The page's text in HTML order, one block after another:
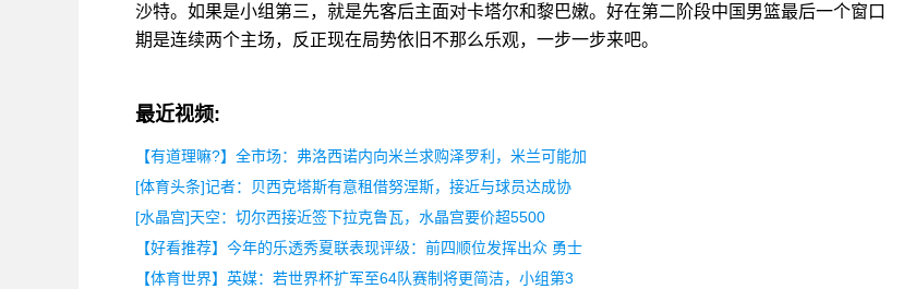
沙特。如果是小组第三，就是先客后主面对卡塔尔和黎巴嫩。好在第二阶段中国男篮最后一个窗口
期是连续两个主场，反正现在局势依旧不那么乐观，一步一步来吧。
最近视频:
【有道理嘛?】全市场：弗洛西诺内向米兰求购泽罗利，米兰可能加
[体育头条]记者：贝西克塔斯有意租借努涅斯，接近与球员达成协
[水晶宫]天空：切尔西接近签下拉克鲁瓦，水晶宫要价超5500
【好看推荐】今年的乐透秀夏联表现评级：前四顺位发挥出众 勇士
【体育世界】英媒：若世界杯扩军至64队赛制将更简洁，小组第3